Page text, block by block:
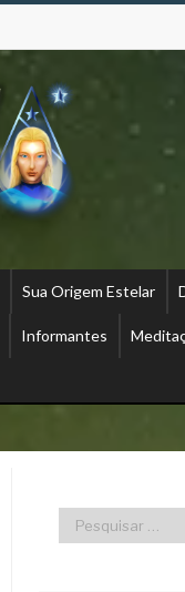
Sua Origem Estelar
Informantes